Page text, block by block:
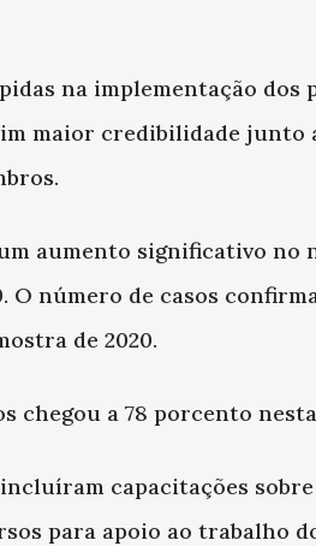
na implementação dos
maior credibilidade junto
aumento significativo no
O número de casos
de 2020.
chegou a 78 porcento
capacitações
para apoio ao trabalho